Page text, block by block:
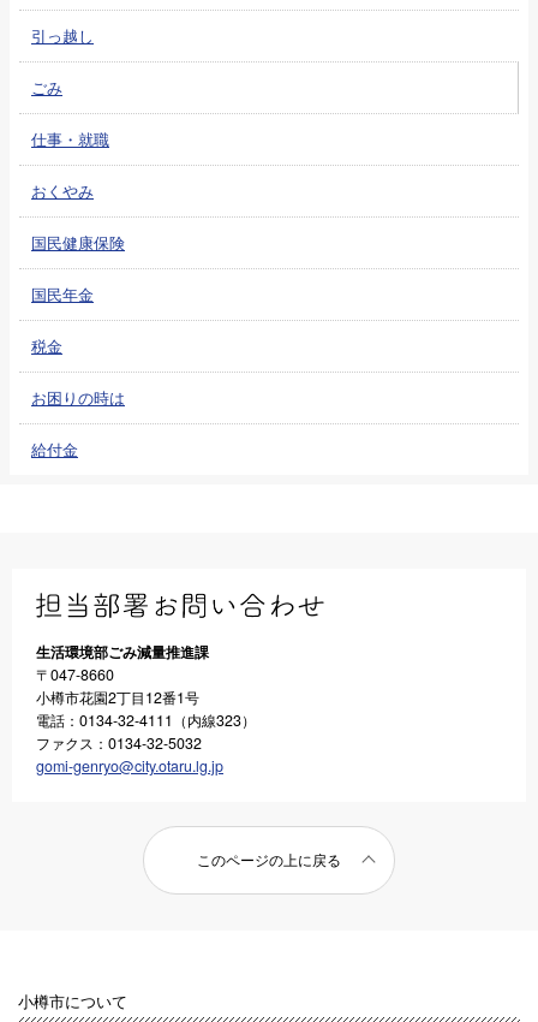
引っ越し
ごみ
仕事・就職
おくやみ
国民健康保険
国民年金
税金
お困りの時は
給付金
生活環境部ごみ減量推進課
〒047-8660
小樽市花園2丁目12番1号
電話：0134-32-4111（内線323）
ファクス：0134-32-5032
gomi-genryo@city.otaru.lg.jp
このページの上に戻る
小樽市について